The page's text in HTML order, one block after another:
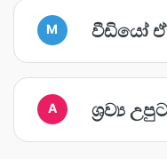
M වීඩියෝ
A ශ්‍රව්‍ය